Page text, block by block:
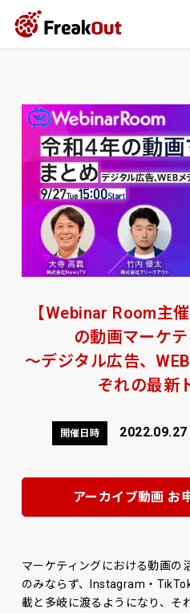
【Webinar Room主
の動画マーケ
〜デジタル広告、
ぞれの最新
開催日時
アーカイブ動画 お
マーケティングにおける動画
のみならず、Instagram・
載と多岐に渡るようになり、そ